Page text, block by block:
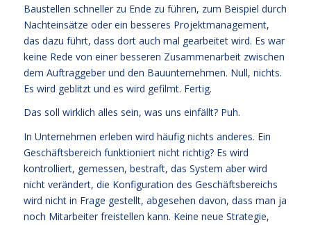
Baustellen schneller zu Ende zu führen, zum Beispiel durch
Nachteinsätze oder ein besseres Projektmanagement,
das dazu führt, dass dort auch mal gearbeitet wird. Es war
keine Rede von einer besseren Zusammenarbeit zwischen
dem Auftraggeber und den Bauunternehmen. Null, nichts.
Es wird geblitzt und es wird gefilmt. Fertig.
Das soll wirklich alles sein, was uns einfällt? Puh.
In Unternehmen erleben wird häufig nichts anderes. Ein
Geschäftsbereich funktioniert nicht richtig? Es wird
kontrolliert, gemessen, bestraft, das System aber wird
nicht verändert, die Konfiguration des Geschäftsbereichs
wird nicht in Frage gestellt, abgesehen davon, dass man ja
noch Mitarbeiter freistellen kann. Keine neue Strategie,